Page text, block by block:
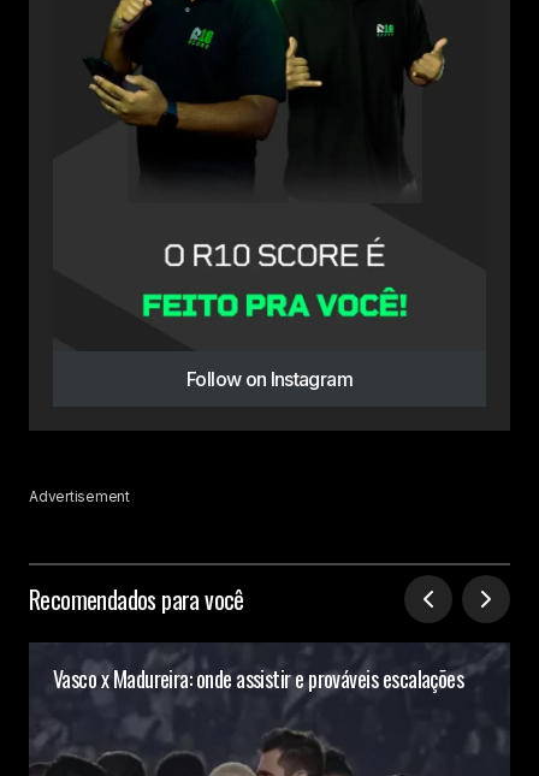
Follow on Instagram
Advertisement
Recomendados para você
Vasco x Madureira: onde assistir e prováveis escalações